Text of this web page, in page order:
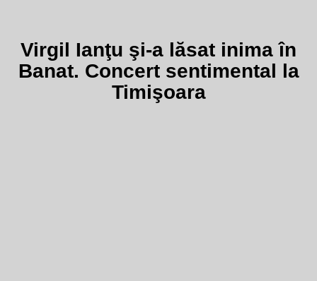
Virgil Ianţu şi-a lăsat inima în
Banat. Concert sentimental la
Timişoara